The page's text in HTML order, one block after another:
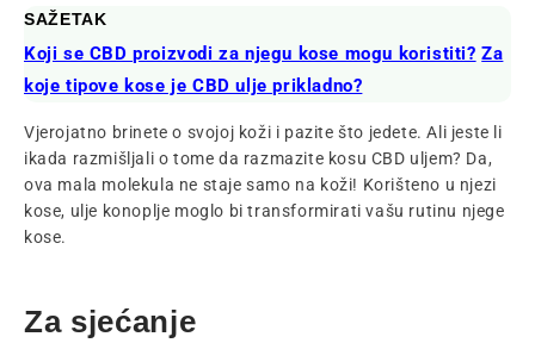
SAŽETAK
Koji se CBD proizvodi za njegu kose mogu koristiti? Za
koje tipove kose je CBD ulje prikladno?
Vjerojatno brinete o svojoj koži i pazite što jedete. Ali jeste li
ikada razmišljali o tome da razmazite kosu CBD uljem? Da,
ova mala molekula ne staje samo na koži! Korišteno u njezi
kose, ulje konoplje moglo bi transformirati vašu rutinu njege
kose.
Za sjećanje